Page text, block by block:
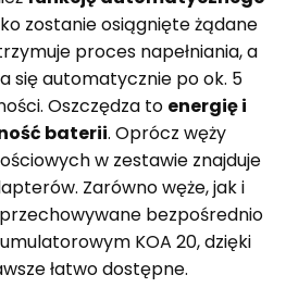
zostanie osiągnięte żądane
proces napełniania, a
się automatycznie po ok. 5
Oszczędza to energię i
baterii. Oprócz węży
w zestawie znajduje
Zarówno węże, jak i
bezpośrednio
KOA 20, dzięki
łatwo dostępne.